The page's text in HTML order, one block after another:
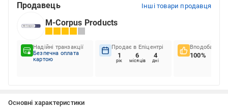
Продавець Інші товари продавця
M-Corpus Products
Надійні транзакції
Безпечна оплата
картою
Продає в Епіцентрі
1
рік
6
місяців
4
дні
Вподобання
100%
Основні характеристики